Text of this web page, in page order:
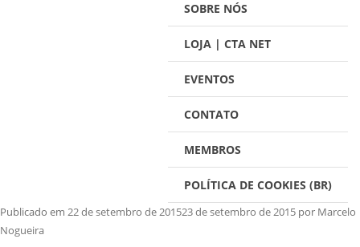
SOBRE NÓS
LOJA | CTA NET
EVENTOS
CONTATO
MEMBROS
POLÍTICA DE COOKIES (BR)
Publicado em 22 de setembro de 201523 de setembro de 2015 por Marcelo
Nogueira